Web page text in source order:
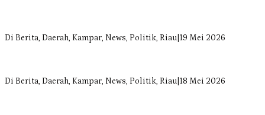
Di Berita, Daerah, Kampar, News, Politik, Riau 19 Mei 2026
Di Berita, Daerah, Kampar, News, Politik, Riau 18 Mei 2026